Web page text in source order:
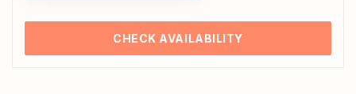
CHECK AVAILABILITY